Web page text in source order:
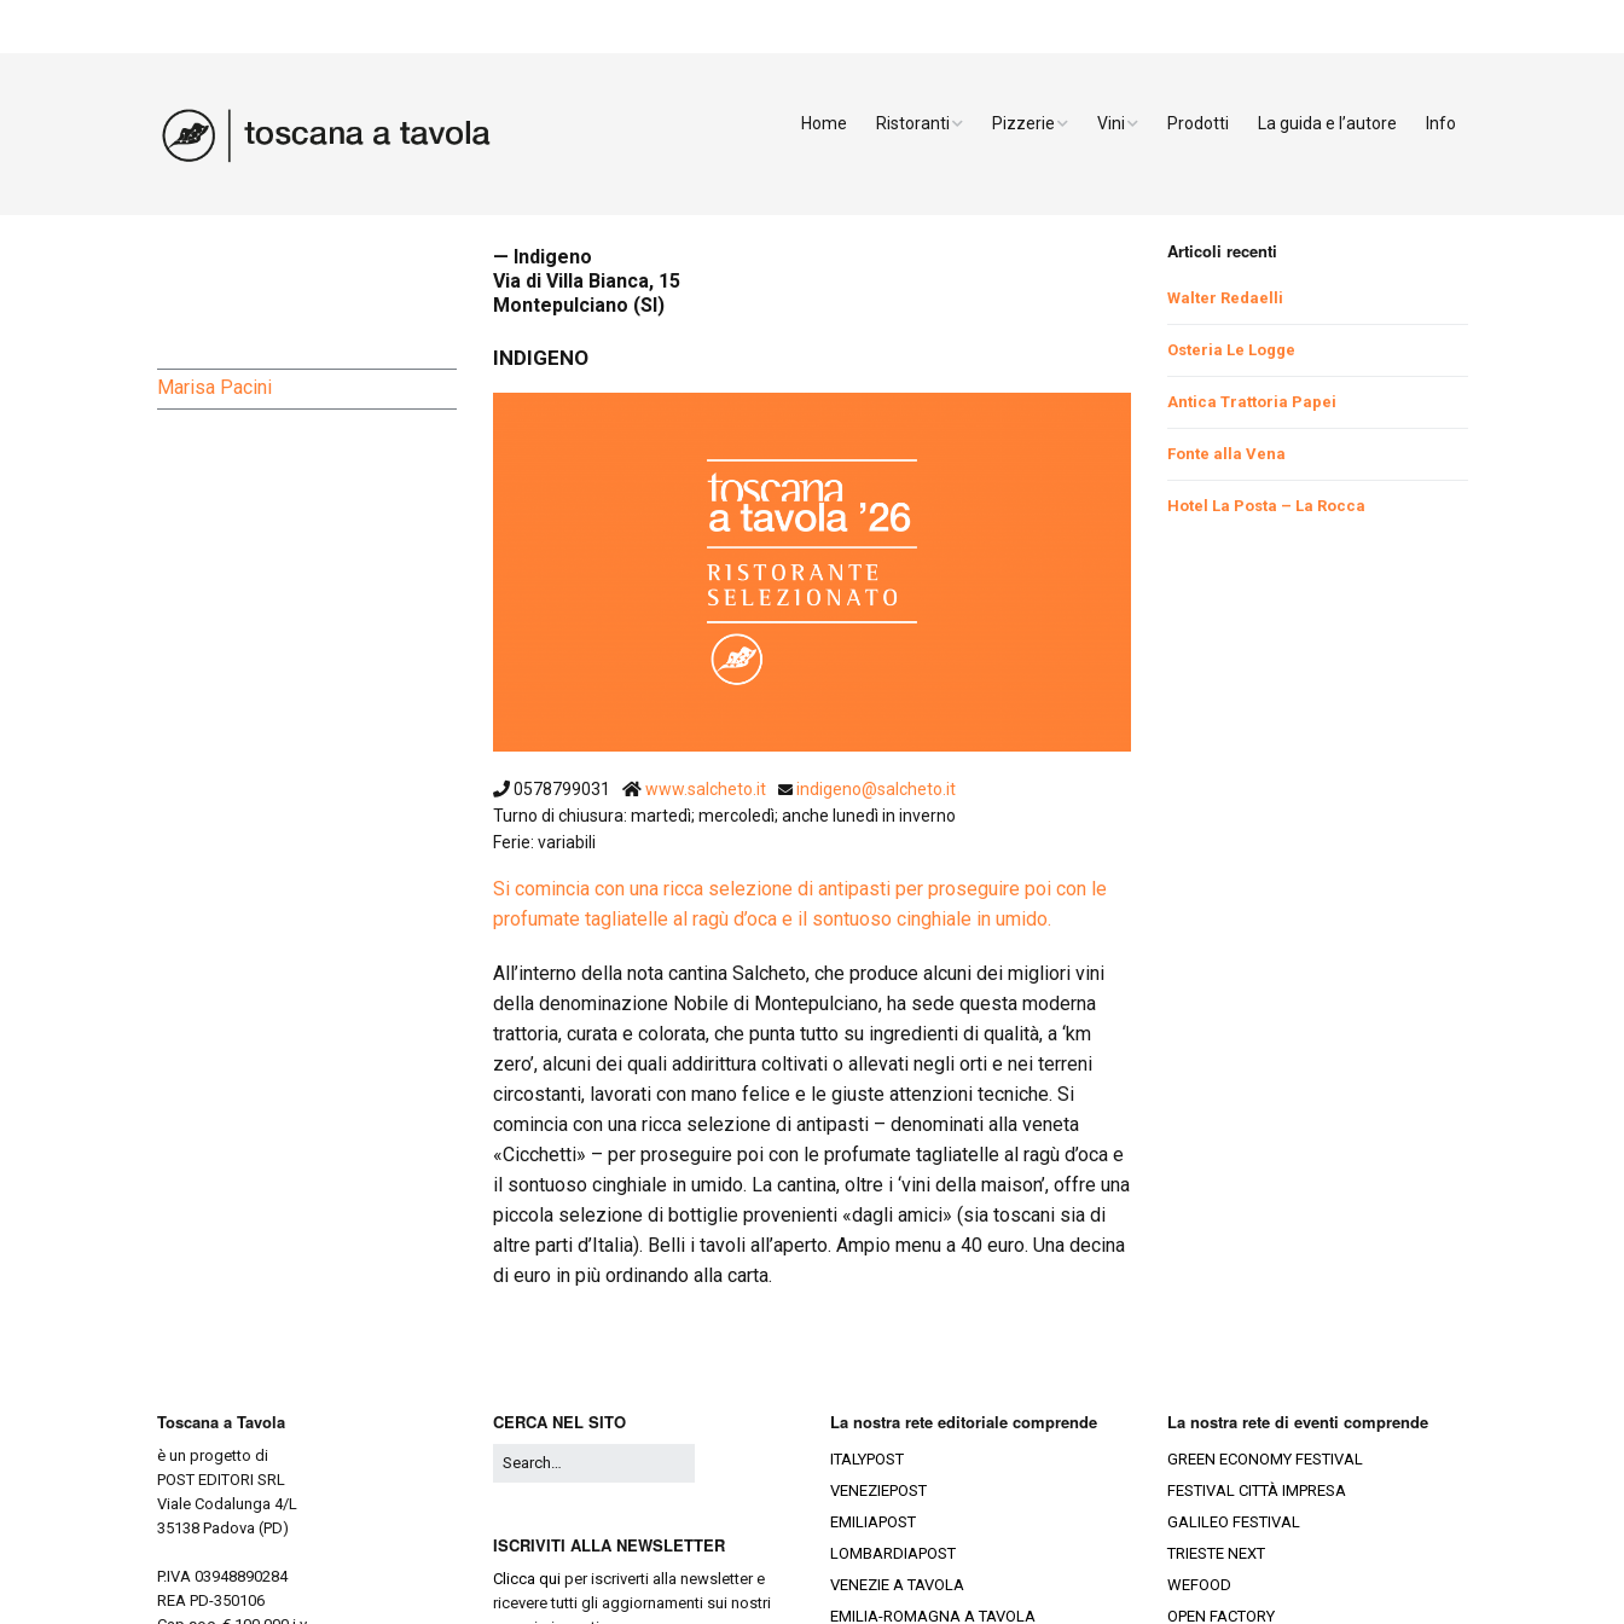
Home Ristoranti
Massa Carrara
Pisa
Pizzerie Vini Prodotti La guida e l’autore Info
Marisa Pacini
— Indigeno
Via di Villa Bianca, 15
Montepulciano (SI)
INDIGENO
0578799031 www.salcheto.it
indigeno@salcheto.it
Turno di chiusura: martedì; mercoledì; anche lunedì in inverno
Ferie: variabili
Si comincia con una ricca selezione di antipasti per proseguire poi con le
profumate tagliatelle al ragù d’oca e il sontuoso cinghiale in umido.
All’interno della nota cantina Salcheto, che produce alcuni dei migliori vini
della denominazione Nobile di Montepulciano, ha sede questa moderna
trattoria, curata e colorata, che punta tutto su ingredienti di qualità, a ‘km
zero’, alcuni dei quali addirittura coltivati o allevati negli orti e nei terreni
circostanti, lavorati con mano felice e le giuste attenzioni tecniche. Si
comincia con una ricca selezione di antipasti – denominati alla veneta
«Cicchetti» – per proseguire poi con le profumate tagliatelle al ragù d’oca e
il sontuoso cinghiale in umido. La cantina, oltre i ‘vini della maison’, offre una
piccola selezione di bottiglie provenienti «dagli amici» (sia toscani sia di
altre parti d’Italia). Belli i tavoli all’aperto. Ampio menu a 40 euro. Una decina
di euro in più ordinando alla carta.
Articoli recenti
Walter Redaelli
Osteria Le Logge
Antica Trattoria Papei
Fonte alla Vena
Hotel La Posta – La Rocca
Toscana a Tavola
è un progetto di
POST EDITORI SRL
Viale Codalunga 4/L
35138 Padova (PD)
P.IVA 03948890284
REA PD-350106
CERCA NEL SITO
ISCRIVITI ALLA NEWSLETTER
Clicca qui per iscriverti alla newsletter e
ricevere tutti gli aggiornamenti sui nostri
La nostra rete editoriale comprende
ITALYPOST
VENEZIEPOST
EMILIAPOST
LOMBARDIAPOST
VENEZIE A TAVOLA
EMILIA-ROMAGNA A TAVOLA
La nostra rete di eventi comprende
GREEN ECONOMY FESTIVAL
FESTIVAL CITTÀ IMPRESA
GALILEO FESTIVAL
TRIESTE NEXT
WEFOOD
OPEN FACTORY